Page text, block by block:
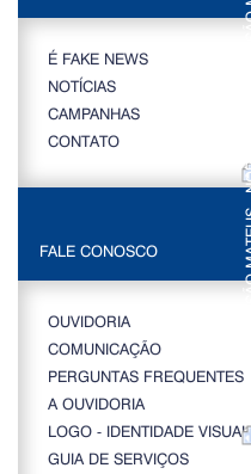
É FAKE NEWS
NOTÍCIAS
CAMPANHAS
CONTATO
FALE CONOSCO
OUVIDORIA
COMUNICAÇÃO
PERGUNTAS FREQUENTES
A OUVIDORIA
LOGO - IDENTIDADE VISUAL
GUIA DE SERVIÇOS